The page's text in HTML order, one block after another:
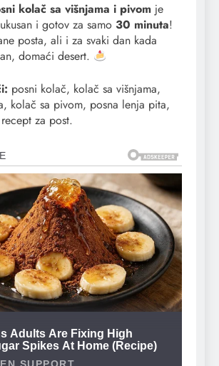
kolač sa višnjama i pivom je
i gotov za samo 30 minuta!
posta, ali i za svaki dan kada
domaći desert.
posni kolač, kolač sa višnjama,
kolač sa pivom, posna lenja pita,
za post.